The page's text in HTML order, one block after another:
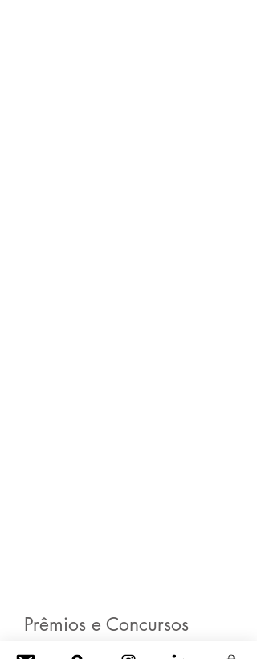
Prêmios e Concursos
A GPAA se propõe sempre novos desafios e